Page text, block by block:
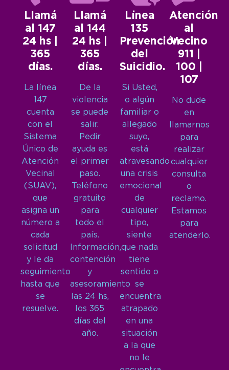
Llamá
al 147
24 hs |
365
días.
La línea
147
cuenta
con el
Sistema
Único de
Atención
Vecinal
(SUAV),
que
asigna un
número a
cada
solicitud
y le da
seguimiento
hasta que
se
resuelve.
Llamá
al 144
24 hs |
365
días.
De la
violencia
se puede
salir.
Pedir
ayuda es
el primer
paso.
Teléfono
gratuito
para
todo el
país.
Información,
contención
y
asesoramiento
las 24 hs,
los 365
días del
año.
Línea
135
Prevención
del
Suicidio.
Si Usted,
o algún
familiar o
allegado
suyo,
está
atravesando
una crisis
emocional
de
cualquier
tipo,
siente
que nada
tiene
sentido o
se
encuentra
atrapado
en una
situación
a la que
no le
Atención
al
Vecino
911 |
100 |
107
No dude
en
llamarnos
para
realizar
cualquier
consulta
o
reclamo.
Estamos
para
atenderlo.